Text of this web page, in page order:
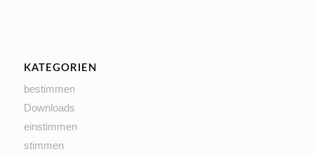
KATEGORIEN
bestimmen
Downloads
einstimmen
stimmen